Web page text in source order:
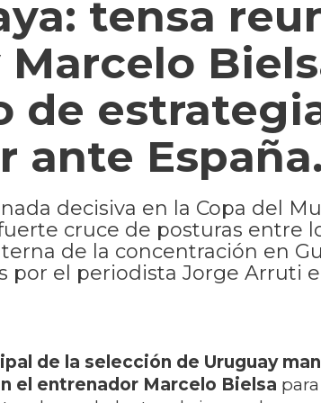
tensa
de
ante España.
decisiva en la Copa del
cruce de posturas entre
de la concentración en
por el periodista Jorge Arruti
de la selección de Uruguay
el entrenador Marcelo Bielsa